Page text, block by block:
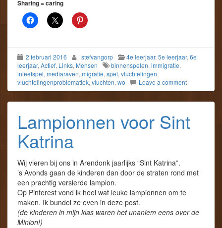
Sharing = caring
2 februari 2016 stefvangorp 4e leerjaar, 5e leerjaar, 6e
leerjaar, Actief, Links, Mensen binnenspelen, immigratie,
inleefspel, mediaraven, migratie, spel, vluchtelingen,
vluchtelingenproblematiek, vluchten, wo Leave a comment
Lampionnen voor Sint
Katrina
Wij vieren bij ons in Arendonk jaarlijks “Sint Katrina”.
’s Avonds gaan de kinderen dan door de straten rond met
een prachtig versierde lampion.
Op Pinterest vond ik heel wat leuke lampionnen om te
maken. Ik bundel ze even in deze post.
(de kinderen in mijn klas waren het unaniem eens over de
Minion!)